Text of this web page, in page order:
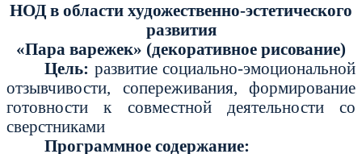
НОД в области художественно-эстетического
развития
«Пара варежек» (декоративное рисование)
Цель: развитие социально-эмоциональной
отзывчивости, сопереживания, формирование
готовности к совместной деятельности со
сверстниками
Программное содержание: